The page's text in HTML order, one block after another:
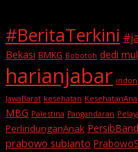
#BeritaTerkini
Bekasi BMKG Bobotoh dedi
harianjabar
JawaBarat kesehatan
MBG Palestina Pangandaran
PerlindunganAnak
prabowo subianto